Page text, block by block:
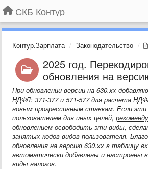
СКБ Контур
Контур.Зарплата Законодательство
2025 год.
обновления на
При обновлении версии на 630.xx
НДФЛ: 371-377 и 571-577 для расчета
новым прогрессивным ставкам. Если
пользователем для иных целей,
обновлением освободить эти виды,
занятых кодов видов пользователя.
обновления на версию 630.хх в таблицу
автоматически добавлены и настроены
виды налогов.